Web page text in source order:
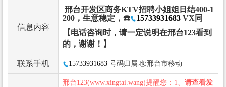
信息内容
邢台开发区商务KTV招聘小姐姐日结400-1
200，生意稳定，☎️
15733931683 VX同
【电话咨询时，请一定说明在邢台123看到
的，谢谢！】
联系手机 15733931683 号码归属地:邢台市移动
邢台123(www.xingtai.wang)提醒您：1、 请查看发